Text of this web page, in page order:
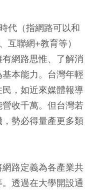
代（指網路可以和
互聯網+教育等）
網路思惟、了解消
本能力。台灣年輕
，如近來媒體報導
收千萬。但台灣若
勢必得量產更多類
路定義為各產業共
透過在大學開設通